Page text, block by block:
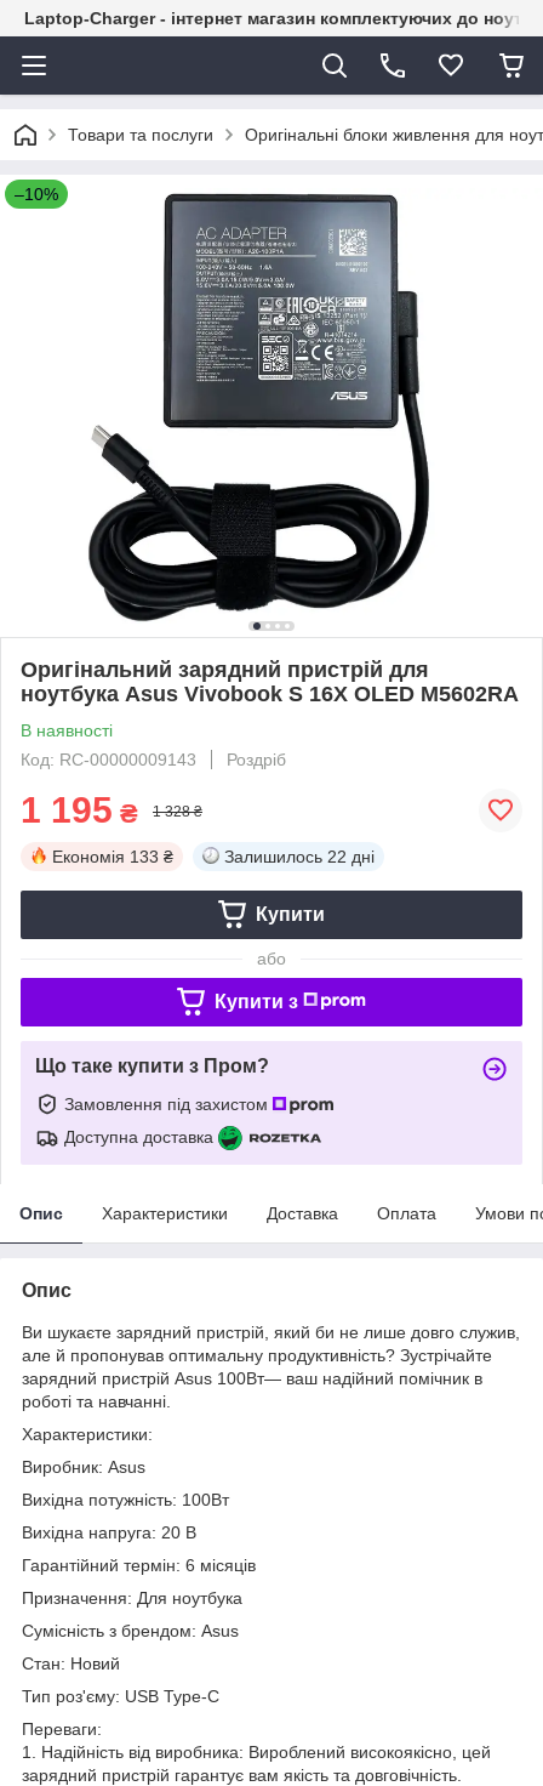
Laptop-Charger - інтернет магазин комплектуючих до
Товари та послуги Оригінальні блоки живлення для
–10%
Оригінальний зарядний пристрій для
ноутбука Asus Vivobook S 16X OLED M5602RA
В наявності
Код: RC-00000009143
Роздріб
1 195 ₴ 1 328 ₴
Економія 133 ₴ Залишилось 22 дні
Купити
або
Купити з
Що таке купити з Пром?
Замовлення під захистом
Доступна доставка
Опис Характеристики Доставка Оплата Умови
Опис
Ви шукаєте зарядний пристрій, який би не лише довго служив,
але й пропонував оптимальну продуктивність? Зустрічайте
зарядний пристрій Asus 100Вт— ваш надійний помічник в
роботі та навчанні.
Характеристики:
Виробник: Asus
Вихідна потужність: 100Вт
Вихідна напруга: 20 В
Гарантійний термін: 6 місяців
Призначення: Для ноутбука
Сумісність з брендом: Asus
Стан: Новий
Тип роз'єму: USB Type-C
Переваги:
1. Надійність від виробника: Вироблений високоякісно, цей
зарядний пристрій гарантує вам якість та довговічність.